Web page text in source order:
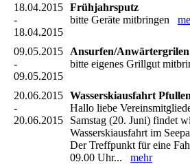
18.04.2015
-
18.04.2015
Frühjahrsputz
bitte Geräte mitbringen
09.05.2015
-
09.05.2015
Ansurfen/Anwärtergrilen
bitte eigenes Grillgut
20.06.2015
-
20.06.2015
Wasserskiausfahrt
Hallo liebe
Samstag (20. Juni) findet
Wasserskiausfahrt im
Der Treffpunkt für eine
09.00 Uhr... mehr